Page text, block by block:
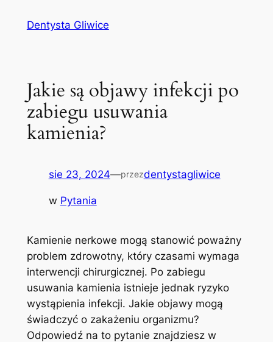
Dentysta Gliwice
Jakie są objawy infekcji po
zabiegu usuwania
kamienia?
sie 23, 2024—przezdentystagliwice
w Pytania
Kamienie nerkowe mogą stanowić poważny
problem zdrowotny, który czasami wymaga
interwencji chirurgicznej. Po zabiegu
usuwania kamienia istnieje jednak ryzyko
wystąpienia infekcji. Jakie objawy mogą
świadczyć o zakażeniu organizmu?
Odpowiedź na to pytanie znajdziesz w